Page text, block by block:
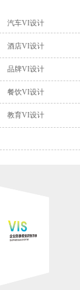
汽车VI设计
酒店VI设计
品牌VI设计
餐饮VI设计
教育VI设计